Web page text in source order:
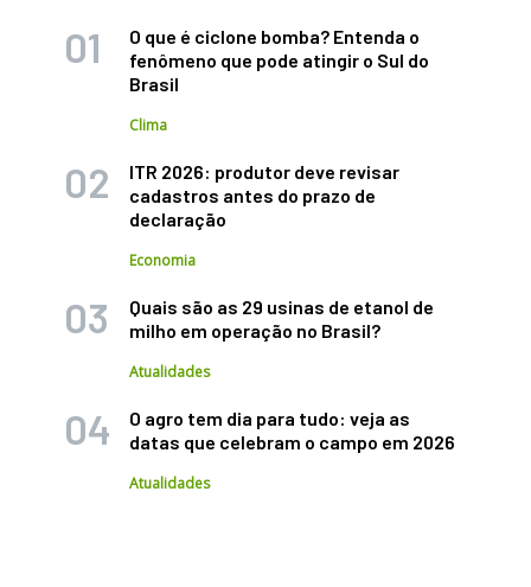
O que é ciclone bomba? Entenda o
fenômeno que pode atingir o Sul do
Brasil
Clima
ITR 2026: produtor deve revisar
cadastros antes do prazo de
declaração
Economia
Quais são as 29 usinas de etanol de
milho em operação no Brasil?
Atualidades
O agro tem dia para tudo: veja as
datas que celebram o campo em 2026
Atualidades